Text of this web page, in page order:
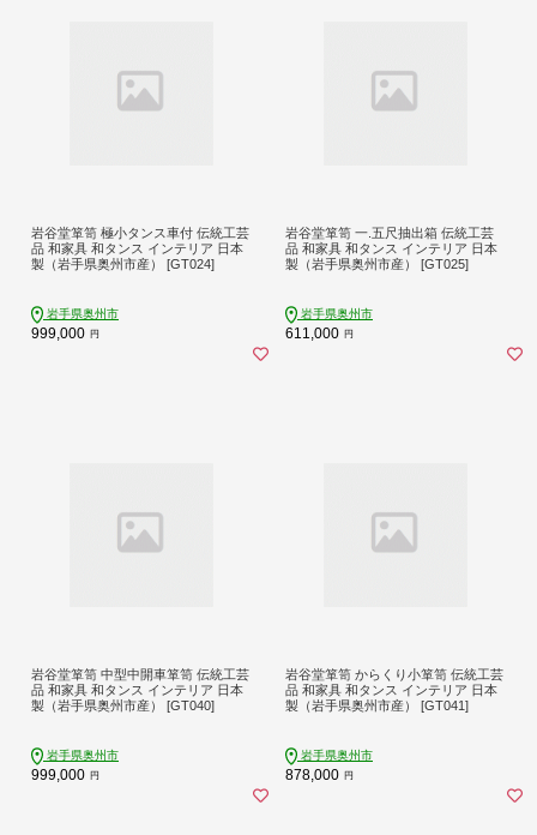
岩谷堂箪笥 極小タンス車付 伝統工芸
品 和家具 和タンス インテリア 日本
製（岩手県奥州市産） [GT024]
岩手県奥州市
999,000 円
岩谷堂箪笥 一.五尺抽出箱 伝統工芸
品 和家具 和タンス インテリア 日本
製（岩手県奥州市産） [GT025]
岩手県奥州市
611,000 円
岩谷堂箪笥 中型中開車箪笥 伝統工芸
品 和家具 和タンス インテリア 日本
製（岩手県奥州市産） [GT040]
岩手県奥州市
999,000 円
岩谷堂箪笥 からくり小箪笥 伝統工芸
品 和家具 和タンス インテリア 日本
製（岩手県奥州市産） [GT041]
岩手県奥州市
878,000 円